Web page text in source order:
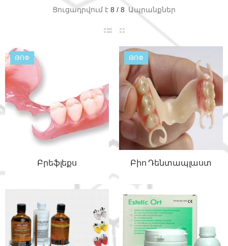
Ցուցադրվում է 8 / 8 Ապրանքներ
ԹՈՓ
Բրեֆլեքս
ԹՈՓ
Բիո Դենտապլաստ